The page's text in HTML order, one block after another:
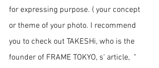
for expressing purpose. ( your concept
or theme of your photo. I recommend
you to check out TAKESHi, who is the
founder of FRAME TOKYO, s' article,  "